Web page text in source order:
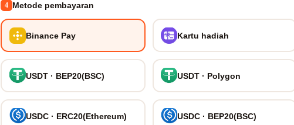
4 Metode pembayaran
Binance Pay Kartu hadiah
USDT · BEP20(BSC) USDT · Polygon
USDC · ERC20(Ethereum) USDC · BEP20(BSC)